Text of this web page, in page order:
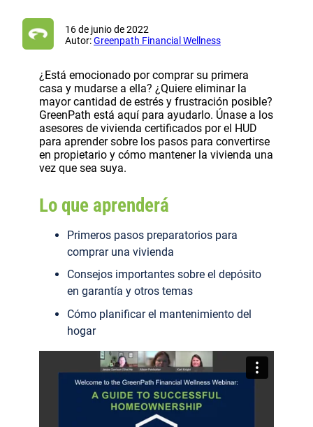
16 de junio de 2022
Autor:Greenpath Financial Wellness
¿Está emocionado por comprar su primera
casa y mudarse a ella? ¿Quiere eliminar la
mayor cantidad de estrés y frustración posible?
GreenPath está aquí para ayudarlo. Únase a los
asesores de vivienda certificados por el HUD
para aprender sobre los pasos para convertirse
en propietario y cómo mantener la vivienda una
vez que sea suya.
Lo que aprenderá
Primeros pasos preparatorios para
comprar una vivienda
Consejos importantes sobre el depósito
en garantía y otros temas
Cómo planificar el mantenimiento del
hogar